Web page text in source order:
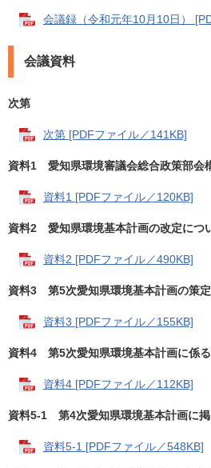
会議録（令和元年10月10日）
会議資料
次第
次第 [PDFファイル／141KB]
資料1 愛知県環境審議会総合政策部会
資料1 [PDFファイル／120KB]
資料2 愛知県環境基本計画の改定につ
資料2 [PDFファイル／490KB]
資料3 第5次愛知県環境基本計画の策
資料3 [PDFファイル／155KB]
資料4 第5次愛知県環境基本計画に係
資料4 [PDFファイル／112KB]
資料5-1 第4次愛知県環境基本計画に
資料5-1 [PDFファイル／548KB]